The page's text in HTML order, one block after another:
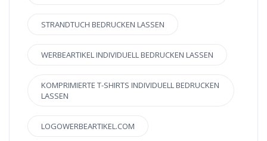
STRANDTUCH BEDRUCKEN LASSEN
WERBEARTIKEL INDIVIDUELL BEDRUCKEN LASSEN
KOMPRIMIERTE T-SHIRTS INDIVIDUELL BEDRUCKEN
LASSEN
LOGOWERBEARTIKEL.COM